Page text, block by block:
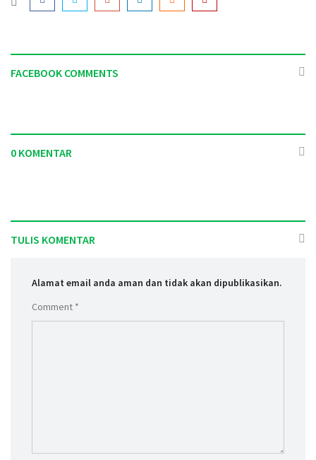
FACEBOOK COMMENTS
0 KOMENTAR
TULIS KOMENTAR
Alamat email anda aman dan tidak akan dipublikasikan.
Comment *